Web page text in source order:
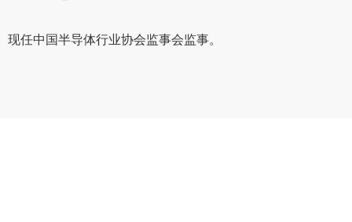
现任中国半导体行业协会监事会监事。